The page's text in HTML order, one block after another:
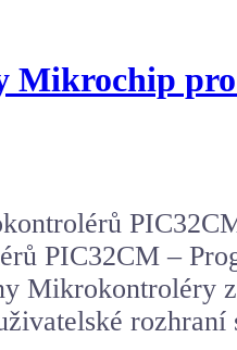
článek.
Mikrochip
PIC32CM –
Mikrokontroléry